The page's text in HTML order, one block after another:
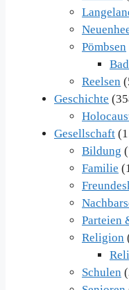
Pömbsen
Reelsen
Geschichte
Gesellschaft
Bildung
Familie
Parteien
Religion
Schulen